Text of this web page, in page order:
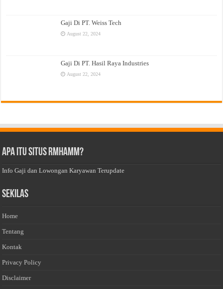
Gaji Di PT. Weiss Tech
August 22, 2024
Gaji Di PT. Hasil Raya Industries
August 22, 2024
Apa Itu Situs Rmhamm?
Info Gaji dan Lowongan Karyawan Terupdate
Sekilas
Home
Tentang
Kontak
Privacy Policy
Disclaimer